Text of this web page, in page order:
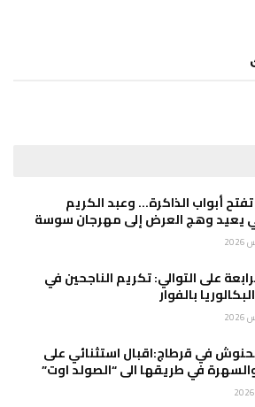
تفتح أبواب الذاكرة… وعبد الكريم
يعيد وهج العرض إلى مهرجان سوسة
على التوالي: تكريم الناجحين في
بالفوار
في قرطاج:اقبال استثنائي على
والسهرة في طريقها الى “الصولد اوت”